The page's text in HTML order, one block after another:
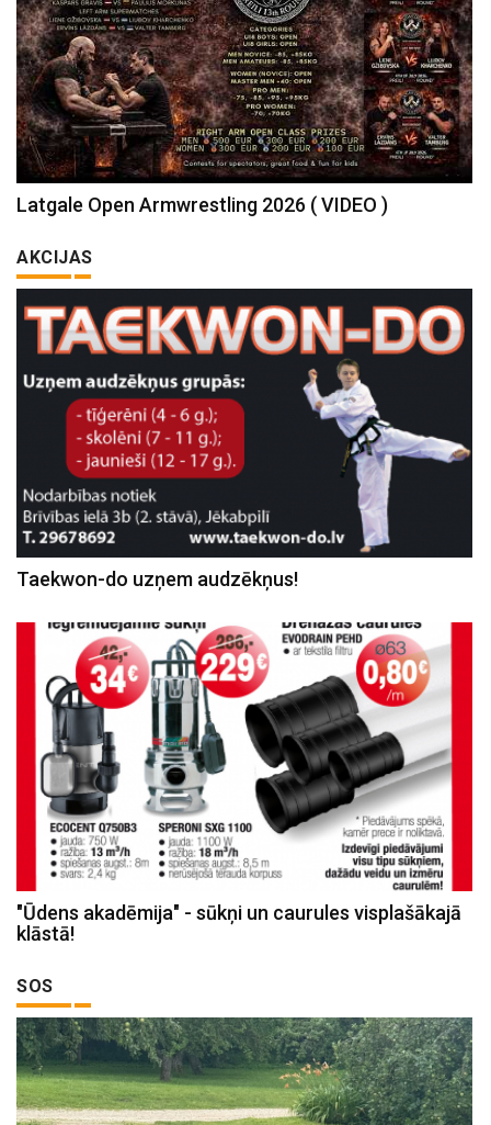
Latgale Open Armwrestling 2026 ( VIDEO )
AKCIJAS
Taekwon-do uzņem audzēkņus!
"Ūdens akadēmija" - sūkņi un caurules visplašākajā
klāstā!
SOS